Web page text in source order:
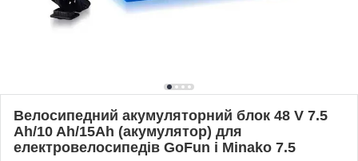
Велосипедний акумуляторний блок 48 V 7.5
Ah/10 Ah/15Ah (акумулятор) для
електровелосипедів GoFun і Minako 7.5